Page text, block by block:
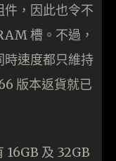
，因此也令不
槽。不過，
速度都只維持
版本返貨就已
及 32GB